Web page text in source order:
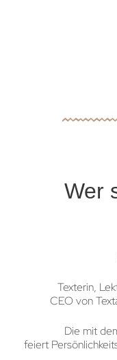
Wer
Texterin,
CEO von
Die mit
feiert